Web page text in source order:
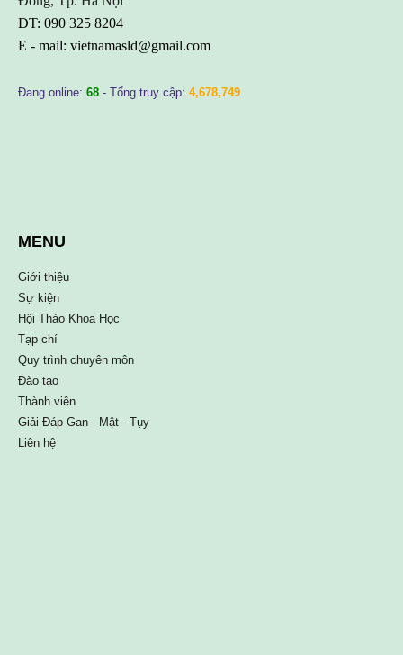
ĐT: 090 325 8204
E - mail: vietnamasld@gmail.com
Đang online: 68 - Tổng truy cập: 4,678,749
MENU
Giới thiệu
Sự kiện
Hội Thảo Khoa Học
Tạp chí
Quy trình chuyên môn
Đào tạo
Thành viên
Giải Đáp Gan - Mật - Tụy
Liên hệ